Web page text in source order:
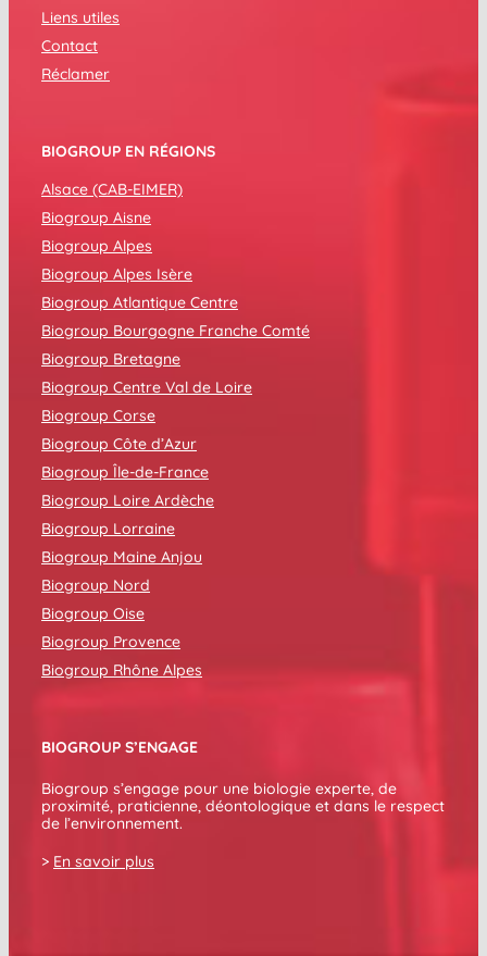
Liens utiles
Contact
Réclamer
BIOGROUP EN RÉGIONS
Alsace (CAB-EIMER)
Biogroup Aisne
Biogroup Alpes
Biogroup Alpes Isère
Biogroup Atlantique Centre
Biogroup Bourgogne Franche Comté
Biogroup Bretagne
Biogroup Centre Val de Loire
Biogroup Corse
Biogroup Côte d’Azur
Biogroup Île-de-France
Biogroup Loire Ardèche
Biogroup Lorraine
Biogroup Maine Anjou
Biogroup Nord
Biogroup Oise
Biogroup Provence
Biogroup Rhône Alpes
BIOGROUP S’ENGAGE
Biogroup s’engage pour une biologie experte, de
proximité, praticienne, déontologique et dans le respect
de l’environnement.
> En savoir plus